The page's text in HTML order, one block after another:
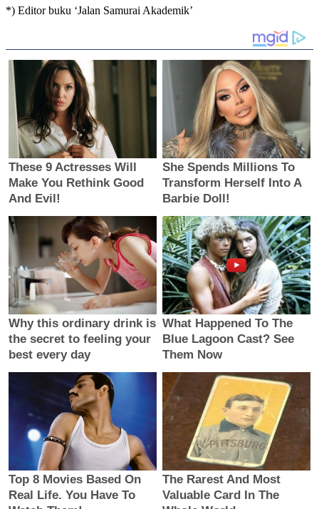
*) Editor buku ‘Jalan Samurai Akademik’